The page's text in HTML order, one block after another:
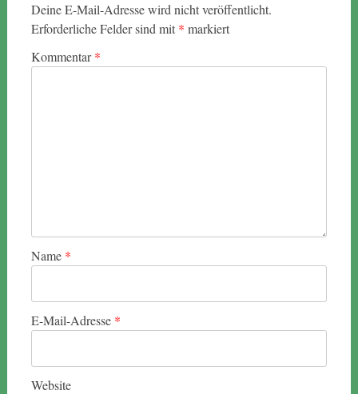
Deine E-Mail-Adresse wird nicht veröffentlicht.
Erforderliche Felder sind mit * markiert
Kommentar*
Name *
E-Mail-Adresse *
Website